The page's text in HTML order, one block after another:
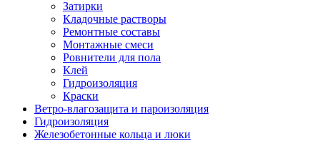
Затирки
Кладочные растворы
Ремонтные составы
Монтажные смеси
Ровнители для пола
Клей
Гидроизоляция
Краски
Ветро-влагозащита и пароизоляция
Гидроизоляция
Железобетонные кольца и люки